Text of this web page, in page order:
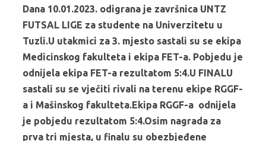
Dana 10.01.2023. odigrana je završnica UNTZ
FUTSAL LIGE za studente na Univerzitetu u
Tuzli.U utakmici za 3. mjesto sastali su se ekipa
Medicinskog fakulteta i ekipa FET-a. Pobjedu je
odnijela ekipa FET-a rezultatom 5:4.U FINALU
sastali su se vječiti rivali na terenu ekipe RGGF-
a i Mašinskog fakulteta.Ekipa RGGF-a odnijela
je pobjedu rezultatom 5:4.Osim nagrada za
prva tri mjesta, u finalu su obezbjeđene